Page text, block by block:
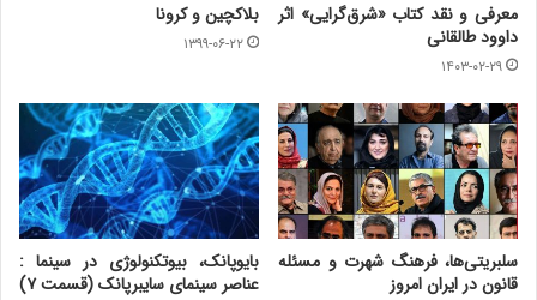
معرفی و نقد کتاب «شرق‌گرایی» اثر
داوود طالقانی
۱۴۰۳-۰۲-۲۹
بلاکچین و کرونا
۱۳۹۹-۰۶-۲۲
سلبریتی‌ها، فرهنگ شهرت و مسئله
قانون در ایران امروز
بایوپانک، بیوتکنولوژی در سینما :
عناصر سینمای سایبرپانک (قسمت ۷)